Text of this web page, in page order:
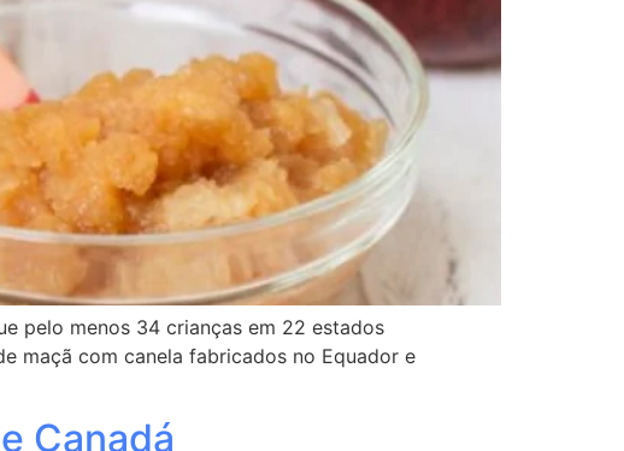
pelo menos 34 crianças em 22 estados
maçã com canela fabricados no Equador e
Canadá